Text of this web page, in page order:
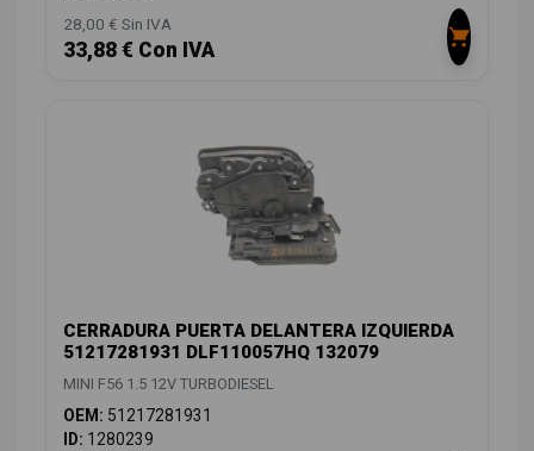
28,00 € Sin IVA
33,88 € Con IVA
CERRADURA PUERTA DELANTERA IZQUIERDA
51217281931 DLF110057HQ 132079
MINI F56 1.5 12V TURBODIESEL
OEM: 51217281931
ID: 1280239